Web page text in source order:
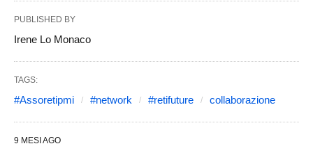
PUBLISHED BY
Irene Lo Monaco
TAGS:
#Assoretipmi #network #retifuture collaborazione
9 MESI AGO